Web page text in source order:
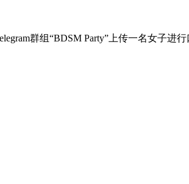
群组“BDSM Party”上传一名女子进行